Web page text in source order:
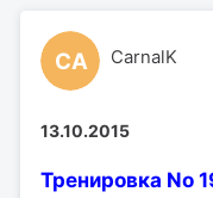
CA CarnalK
13.10.2015
Тренировка No